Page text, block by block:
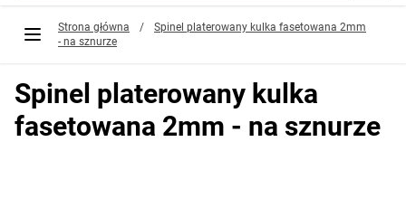
Strona główna /
Spinel platerowany kulka fasetowana 2mm
- na sznurze
Spinel platerowany kulka
fasetowana 2mm - na sznurze